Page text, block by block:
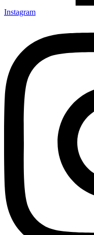
Instagram